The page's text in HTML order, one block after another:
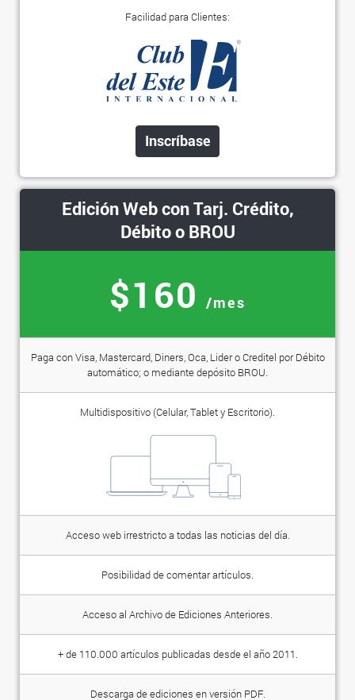
Facilidad para Clientes:
Inscríbase
Edición Web con Tarj. Crédito,
Débito o BROU
$160 /mes
Paga con Visa, Mastercard, Diners, Oca, Lider o Creditel por Débito
automático; o mediante depósito BROU.
Multidispositivo (Celular, Tablet y Escritorio).
Acceso web irrestricto a todas las noticias del día.
Posibilidad de comentar artículos.
Acceso al Archivo de Ediciones Anteriores.
+ de 110.000 artículos publicadas desde el año 2011.
Descarga de ediciones en versión PDF.